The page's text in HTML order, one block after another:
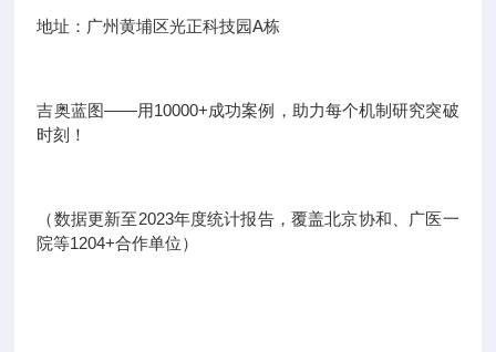
地址：广州黄埔区光正科技园A栋
吉奥蓝图——用10000+成功案例，助力每个机制研究突破
时刻！
（数据更新至2023年度统计报告，覆盖北京协和、广医一
院等1204+合作单位）